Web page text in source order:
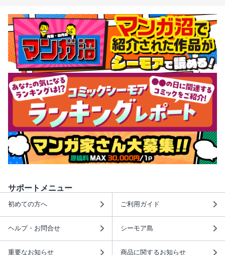
サポートメニュー
初めての方へ ご利用ガイド
ヘルプ・お問合せ シーモア島
重要なお知らせ 商品に関するお知らせ